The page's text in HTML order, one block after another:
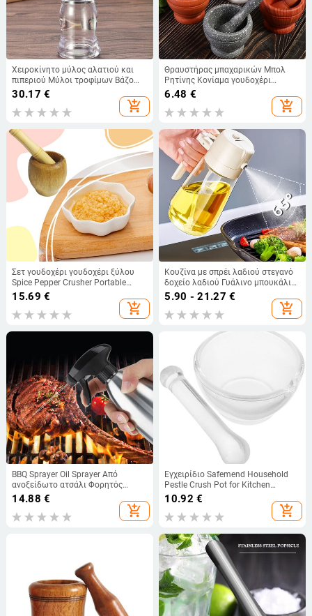
Χειροκίνητο μύλος αλατιού και
πιπεριού Μύλοι τροφίμων Βάζο
μπαχαρικών Δοχεία Κουζίνας
Μπουκάλια μπαχαρικών Γυάλινο
Οικιακό Εργαλείο Μαγειρικής
30.17 €
add_shopping_cart
Θραυστήρας μπαχαρικών Μπολ
Ρητίνης Κονίαμα γουδοχέρι
Σκόρδο Μύλος Φαρμακείου
Βότανα Μύλος Συστατικών
κουζίνας χειροκίνητη λείανση
6.48 €
add_shopping_cart
Σετ γουδοχέρι γουδοχέρι ξύλου
Spice Pepper Crusher Portable
Herbs Grinder Garlic Pounder
Αδιάβροχο μπολ ανάμειξης
σκόρδου Εργαλείο κουζίνας
15.69 €
add_shopping_cart
Κουζίνα με σπρέι λαδιού στεγανό
δοχείο λαδιού Γυάλινο μπουκάλι
σπρέι Κουζίνα Οικιακό για
μαγείρεμα Σαλάτα κουζίνας
Μπάρμπεκιου Ψήσιμο
5.90 - 21.27 €
add_shopping_cart
BBQ Sprayer Oil Sprayer Από
ανοξείδωτο ατσάλι Φορητός
ψεκαστήρας λαδιού μπάρμπεκιου
για κουζίνα Εξωτερικό BBQ
Εργαλείο μαγειρικής Ψεκαστήρας
14.88 €
add_shopping_cart
Εγχειρίδιο Safemend Household
Pestle Crush Pot for Kitchen
Chemical Grinding Bowl Glass
Medicine
10.92 €
add_shopping_cart